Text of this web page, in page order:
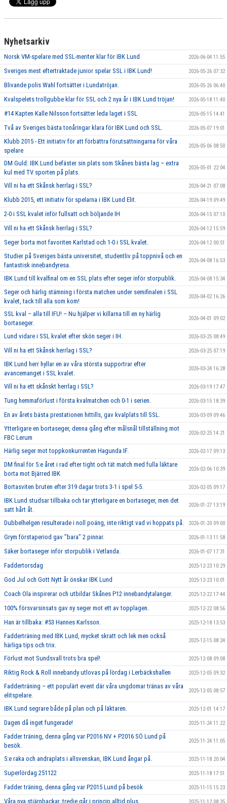
Nyhetsarkiv
Norsk VM-spelare med SSL-meriter klar för IBK Lund 2026-06-04 11:55
Sveriges mest eftertraktade junior spelar SSL i IBK Lund! 2026-05-26 07:32
Blivande polis Wahl fortsätter i Lundatröjan. 2026-05-26 06:40
Kvalspelets trollgubbe klar för SSL och 2 nya år i IBK Lund tröjan! 2026-05-18 11:40
#14 Kapten Kalle Nilsson fortsätter leda laget i SSL 2026-05-15 14:41
Två av Sveriges bästa tonåringar klara för IBK Lund och SSL. 2026-05-07 19:01
Klubb 2015 - Ett initiativ för att förbättra förutsättningarna för våra
spelare
2026-05-06 08:50
DM Guld: IBK Lund befäster sin plats som Skånes bästa lag – extra
kul med TV sporten på plats.
2026-05-01 22:04
Vill ni ha ett Skånsk herrlag i SSL? 2026-04-21 07:08
Klubb 2015, ett initiativ för spelarna i IBK Lund Elit. 2026-04-19 09:49
2-0 i SSL kvalet inför fullsatt och böljande IH 2026-04-15 07:10
Vill ni ha ett Skånsk herrlag i SSL? 2026-04-12 15:59
Seger borta mot favoriten Karlstad och 1-0 i SSL kvalet. 2026-04-12 00:51
Studier på Sveriges bästa universitet, studentliv på toppnivå och en
fantastisk innebandyresa.
2026-04-08 16:53
IBK Lund till kvalfinal om en SSL plats efter seger inför storpublik. 2026-04-08 15:34
Seger och härlig stämning i första matchen under semifinalen i SSL
kvalet, tack till alla som kom!
2026-04-02 16:26
SSL kval – alla till IFU! – Nu hjälper vi killarna till en ny härlig
bortaseger.
2026-04-01 09:02
Lund vidare i SSL kvalet efter skön seger i IH. 2026-03-25 08:49
Vill ni ha ett Skånsk herrlag i SSL? 2026-03-25 07:19
IBK Lund herr hyllar en av våra största supportrar efter
avancemanget i SSL kvalet.
2026-03-24 16:28
Vill ni ha ett skånskt herrlag i SSL? 2026-03-19 17:47
Tung hemmaförlust i första kvalmatchen och 0-1 i serien. 2026-03-15 18:39
En av årets bästa prestationen hittills, gav kvalplats till SSL. 2026-03-09 09:46
Ytterligare en bortaseger, denna gång efter målsnål tillställning mot
FBC Lerum
2026-02-25 14:21
Härlig seger mot toppkonkurrenten Hagunda IF. 2026-02-17 09:13
DM final för 5:e året i rad efter tight och tät match med fulla läktare
borta mot Bjärred IBK
2026-02-06 10:39
Bortasviten bruten efter 319 dagar trots 3-1 i spel 5-5. 2026-02-05 09:17
IBK Lund studsar tillbaka och tar ytterligare en bortaseger, men det
satt hårt åt.
2026-01-27 13:19
Dubbelhelgen resulterade i noll poäng, inte riktigt vad vi hoppats på. 2026-01-20 09:00
Grym förstaperiod gav ’’bara’’ 2 pinnar. 2026-01-13 11:58
Säker bortaseger inför storpublik i Vetlanda. 2026-01-07 17:31
Faddertorsdag 2025-12-23 10:29
God Jul och Gott Nytt år önskar IBK Lund 2025-12-23 10:01
Coach Ola inspirerar och utbildar Skånes P12 innebandytalanger. 2025-12-22 17:44
100% försvarsinsats gav ny seger mot ett av topplagen. 2025-12-22 08:56
Han är tillbaka: #53 Hannes Karlsson. 2025-12-18 13:53
Fadderträning med IBK Lund, mycket skratt och lek men också
härliga tips och trix.
2025-12-15 08:24
Förlust mot Sundsvall trots bra spel! 2025-12-08 09:08
Riktig Rock & Roll innebandy utlovas på lördag i Lerbäckshallen 2025-12-05 09:32
Fadderträning – ett populärt event där våra ungdomar tränas av våra
elitspelare.
2025-12-05 08:57
IBK Lund segrare både på plan och på läktaren. 2025-12-01 14:17
Dagen då inget fungerade! 2025-11-24 11:22
Fadder träning, denna gång var P2016 NV + P2016 SÖ Lund på
besök.
2025-11-24 11:05
5:e raka och andraplats i allsvenskan, IBK Lund ångar på. 2025-11-18 20:04
Superlördag 251122 2025-11-18 17:51
Fadder träning, denna gång var P2015 Lund på besök 2025-11-15 15:23
Våra nya stjärnbackar, tredje går i princip alltid plus.